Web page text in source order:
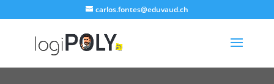
carlos.fontes@eduvaud.ch